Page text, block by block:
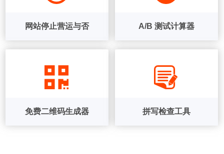
网站停止营运与否 A/B 测试计算器
免费二维码生成器 拼写检查工具